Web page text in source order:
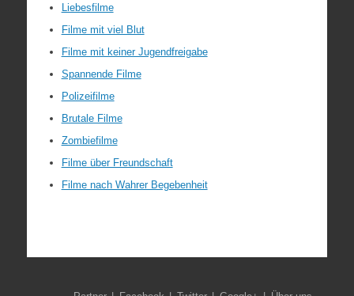
Liebesfilme
Filme mit viel Blut
Filme mit keiner Jugendfreigabe
Spannende Filme
Polizeifilme
Brutale Filme
Zombiefilme
Filme über Freundschaft
Filme nach Wahrer Begebenheit